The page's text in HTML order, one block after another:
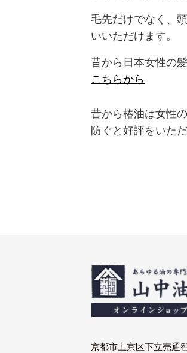
毛先だけでなく、
いいただけます。
昔から日本女性の
こちらから
昔から椿油は女性
防ぐと好評をいた
京都市上京区下立売通